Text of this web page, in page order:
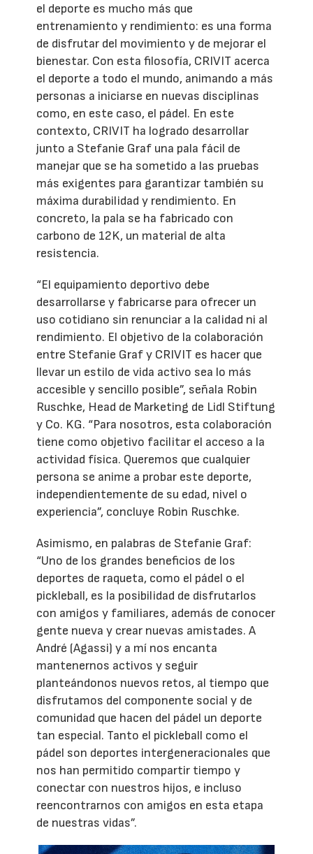
el deporte es mucho más que
entrenamiento y rendimiento: es una forma
de disfrutar del movimiento y de mejorar el
bienestar. Con esta filosofía, CRIVIT acerca
el deporte a todo el mundo, animando a más
personas a iniciarse en nuevas disciplinas
como, en este caso, el pádel. En este
contexto, CRIVIT ha logrado desarrollar
junto a Stefanie Graf una pala fácil de
manejar que se ha sometido a las pruebas
más exigentes para garantizar también su
máxima durabilidad y rendimiento. En
concreto, la pala se ha fabricado con
carbono de 12K, un material de alta
resistencia.
“El equipamiento deportivo debe
desarrollarse y fabricarse para ofrecer un
uso cotidiano sin renunciar a la calidad ni al
rendimiento. El objetivo de la colaboración
entre Stefanie Graf y CRIVIT es hacer que
llevar un estilo de vida activo sea lo más
accesible y sencillo posible”, señala Robin
Ruschke, Head de Marketing de Lidl Stiftung
y Co. KG. “Para nosotros, esta colaboración
tiene como objetivo facilitar el acceso a la
actividad física. Queremos que cualquier
persona se anime a probar este deporte,
independientemente de su edad, nivel o
experiencia”, concluye Robin Ruschke.
Asimismo, en palabras de Stefanie Graf:
“Uno de los grandes beneficios de los
deportes de raqueta, como el pádel o el
pickleball, es la posibilidad de disfrutarlos
con amigos y familiares, además de conocer
gente nueva y crear nuevas amistades. A
André (Agassi) y a mí nos encanta
mantenernos activos y seguir
planteándonos nuevos retos, al tiempo que
disfrutamos del componente social y de
comunidad que hacen del pádel un deporte
tan especial. Tanto el pickleball como el
pádel son deportes intergeneracionales que
nos han permitido compartir tiempo y
conectar con nuestros hijos, e incluso
reencontrarnos con amigos en esta etapa
de nuestras vidas”.